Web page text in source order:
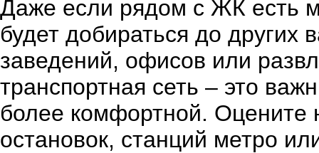
Даже если рядом с ЖК есть
будет добираться до
заведений, офисов или
транспортная сеть – это
более комфортной. Оцените
остановок, станций метро